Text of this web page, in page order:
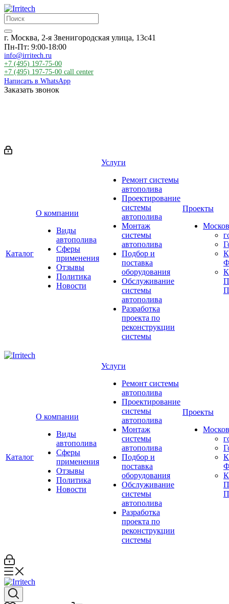
г. Москва, 2-я Звенигородская улица, 13с41
Пн-Пт: 9:00-18:00
info@irritech.ru
+7 (495) 197-75-00
+7 (495) 197-75-00 call center
Написать в WhatsApp
Заказать звонок
Каталог
О компании
Виды
автополива
Сферы
применения
Отзывы
Политика
Новости
Услуги
Ремонт системы
автополива
Проектирование
системы
автополива
Монтаж
системы
автополива
Подбор и
поставка
оборудования
Обслуживание
системы
автополива
Разработка
проекта по
реконструкции
системы
Проекты
Каталог
О компании
Виды
автополива
Сферы
применения
Отзывы
Политика
Новости
Услуги
Ремонт системы
автополива
Проектирование
системы
автополива
Монтаж
системы
автополива
Подбор и
поставка
оборудования
Обслуживание
системы
автополива
Разработка
проекта по
реконструкции
системы
Проекты